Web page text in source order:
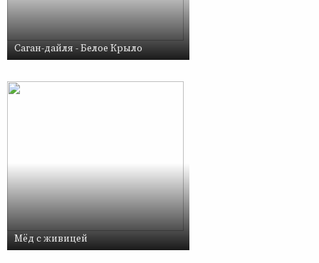
Саган-дайля - Белое Крыло
Мёд с живицей